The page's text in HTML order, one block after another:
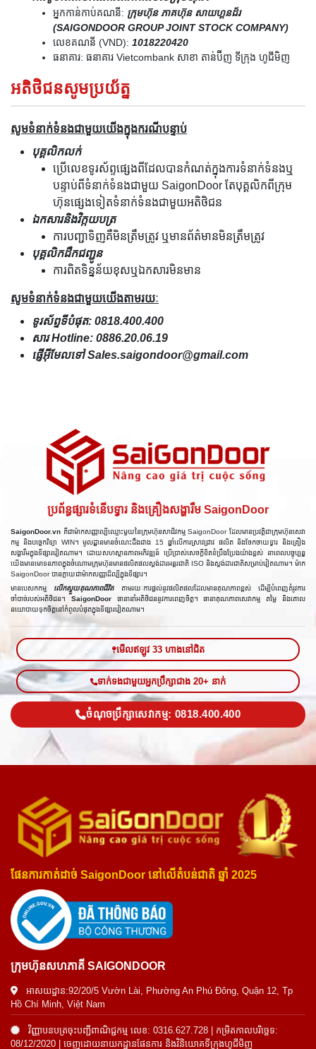
អ្នកកាន់កាប់គណនី: ក្រុមហ៊ុន ភាគហ៊ុន សាយហ្គនដ័រ
(SAIGONDOOR GROUP JOINT STOCK COMPANY)
លេខគណនី (VND): 1018220420
ធនាគារ: ធនាគារ Vietcombank សាខា តាន់ប៊ីញ ទីក្រុង ហូជីមិញ
អតិថិជនសូមប្រយ័ត្ន
សូមទំនាក់ទំនងជាមួយយើងក្នុងករណីបន្ទាប់
បុគ្គលិកលក់
ប្រើលេខទូរស័ព្ទផ្សេងពីដែលបានកំណត់ក្នុងការទំនាក់ទំនងឬ
បន្ទាប់ពីទំនាក់ទំនងជាមួយ SaigonDoor តែបុគ្គលិកពីក្រុម
ហ៊ុនផ្សេងទៀតទំនាក់ទំនងជាមួយអតិថិជន
ឯកសារនិងវិក្កយបត្រ
ការបញ្ជាទិញគឺមិនត្រឹមត្រូវ ឬមានព័ត៌មានមិនត្រឹមត្រូវ
បុគ្គលិកដឹកជញ្ជូន
ការពិតទិន្នន័យខុសឬឯកសារមិនមាន
សូមទំនាក់ទំនងជាមួយយើងតាមរយៈ
ទូរស័ព្ទទីបំផុត: 0818.400.400
សារ Hotline: 0886.20.06.19
ផ្ញើអ៊ីមែលទៅ Sales.saigondoor@gmail.com
ប្រព័ន្ធផ្សារទំនើបទ្វារ និងគ្រឿងសង្ហារឹម SaigonDoor
SaigonDoor.vn គឺជាម៉ាកសញ្ញាល្បីឈ្មោះមួយនៃក្រុមហ៊ុនសាជីវកម្ម SaigonDoor ដែលមានប្រវត្តិជាក្រុមហ៊ុនសេវា
កម្ម និងបច្ចេកវិទ្យា WIN។ មូលដ្ឋានមានចំណេះដឹងជាង 15 ឆ្នាំលើការស្រាវជ្រាវ ផលិត និងចែកចាយទ្វារ និងគ្រឿង
សង្ហារឹមក្នុងទីផ្សារវៀតណាម។ ដោយសហស្ថានភាពអភិវឌ្ឍន៍ ប្រើប្រាស់សេចក្តីខិតខំប្រឹងប្រែងយ៉ាងខ្ពស់ នាពេលបច្ចុប្បន្ន
យើងមានមោទនភាពក្នុងចំណោមក្រុមហ៊ុនមានផលិតផលស្តង់ដារអន្ដរជាតិ ISO និងស្តង់ដារជាតិសម្រាប់វៀតណាម។ ម៉ាក
SaigonDoor បានក្លាយជាម៉ាកសញ្ញាដ៏ល្បីក្នុងទីផ្សារ។
មានបេសកកម្ម លើកស្ទួយគុណភាពជីវិតតាមរយៈការផ្តល់នូវផលិតផលដែលមានគុណភាពខ្ពស់ ដើម្បីបំពេញតំរូវការ
ចាំបាច់របស់អតិថិជន។ SaigonDoorធានានាំអតិថិជននូវការពេញចិត្ត។ ធានាគុណភាពសេវាកម្ម តម្លៃ និងគោល
នយោបាយទុកចិត្តនៅកំពូលបំផុតក្នុងទីផ្សារវៀតណាម។
មើលឥឡូវ 33 ហាងនៅជិត
ទាក់ទងជាមួយអ្នកប្រឹក្សាជាង 20+ នាក់
ចំណុចប្រឹក្សាសេវាកម្ម: 0818.400.400
ផែនការកាត់ដាច់ SaigonDoor នៅលើតំបន់ជាតិ ឆ្នាំ 2025
ក្រុមហ៊ុនសហភាគី SAIGONDOOR
អាសយដ្ឋាន:92/20/5 Vườn Lài, Phường An Phú Đông, Quận 12, Tp
Hồ Chí Minh, Việt Nam
វិញ្ញាបនបត្រចុះបញ្ជីពាណិជ្ជកម្ម លេខ: 0316.627.728 | កម្រិតកាលបរិច្ឆេទ:
08/12/2020 | ចេញដោយនាយកដ្ឋានផែនការ និងវិនិយោគទីក្រុងហូជីមិញ